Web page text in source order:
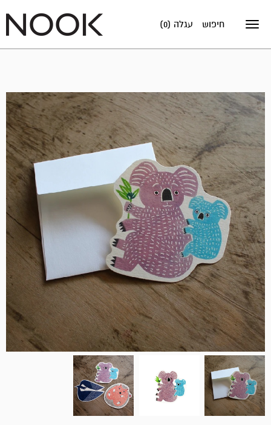
Toggle
עגלה (0) חיפוש